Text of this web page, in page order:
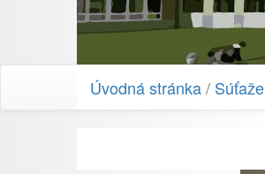
Úvodná stránka/ Súťaže